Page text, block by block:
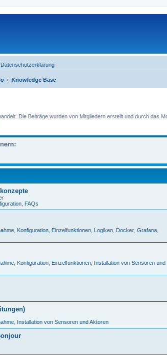
Datenschutzerklärung
Knowledge Base
Die Beiträge wurden von Mitgliedern erstellt und durch das
FAQs
Konfiguration Einzelfunktionen Logiken Docker Grafana
Konfiguration Einzelfunktionen Installation von Sensoren und
Installation von Sensoren und Aktoren